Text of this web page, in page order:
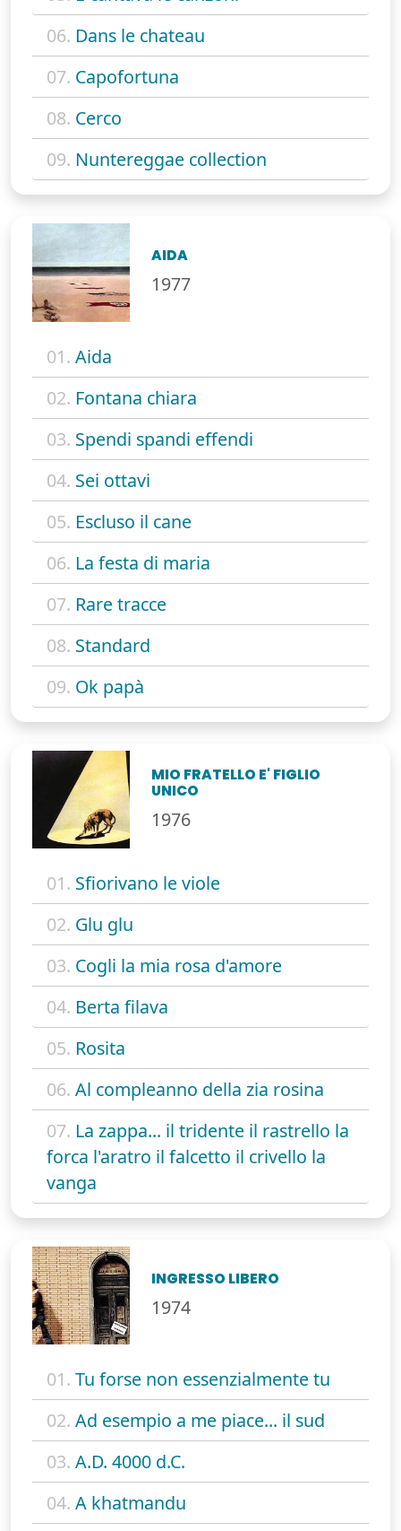
06. Dans le chateau
07. Capofortuna
08. Cerco
09. Nuntereggae collection
AIDA
1977
01. Aida
02. Fontana chiara
03. Spendi spandi effendi
04. Sei ottavi
05. Escluso il cane
06. La festa di maria
07. Rare tracce
08. Standard
09. Ok papà
MIO FRATELLO E' FIGLIO
UNICO
1976
01. Sfiorivano le viole
02. Glu glu
03. Cogli la mia rosa d'amore
04. Berta filava
05. Rosita
06. Al compleanno della zia rosina
07. La zappa... il tridente il rastrello la
forca l'aratro il falcetto il crivello la
vanga
INGRESSO LIBERO
1974
01. Tu forse non essenzialmente tu
02. Ad esempio a me piace... il sud
03. A.D. 4000 d.C.
04. A khatmandu